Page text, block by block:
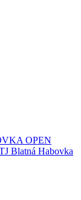
OPEN
Blatná Habovka